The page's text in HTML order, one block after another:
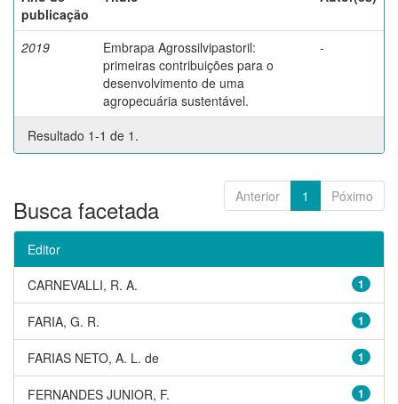
publicação
2019
Embrapa Agrossilvipastoril:
primeiras contribuições para o
desenvolvimento de uma
agropecuária sustentável.
-
Resultado 1-1 de 1.
Anterior 1 Póximo
Busca facetada
Editor
1
CARNEVALLI, R. A.
1
FARIA, G. R.
1
FARIAS NETO, A. L. de
1
FERNANDES JUNIOR, F.